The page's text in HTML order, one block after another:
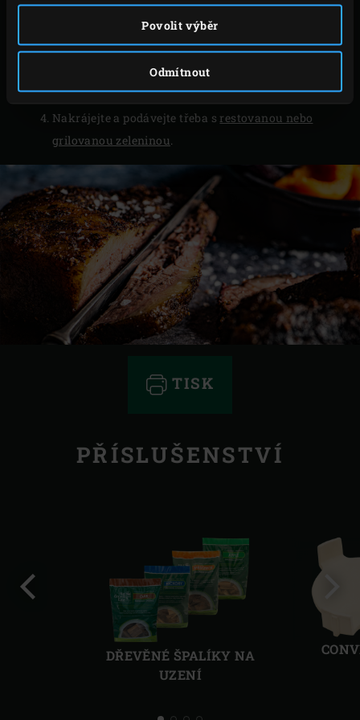
Povolit výběr
Odmítnout
Vytáhněte maso z EGG, odstraňte papír a znovu
zabalte do nového řeznického papíru a dejte do
chladničky;papír zajistí izolační efekt a udržuje
hrudník v teple. Před podáváním nechejte brisket
alespoň 1 hodinu odpočívat.
Nakrájejte a podávejte třeba s restovanou nebo
grilovanou zeleninou.
TISK
PŘÍSLUŠENSTVÍ
DŘEVĚNÉ ŠPALÍKY NA
UZENÍ